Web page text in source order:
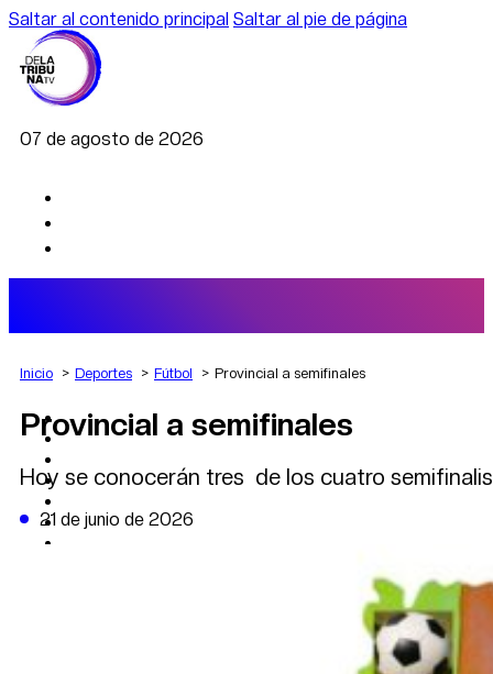
Saltar al contenido principal Saltar al pie de página
07 de agosto de 2026
AGRO
DEPORTES
POLÍTICA
DATA FIRME
Inicio Deportes Fútbol Provincial a semifinales
Provincial a semifinales
Hoy se conocerán tres de los cuatro
21 de junio de 2026